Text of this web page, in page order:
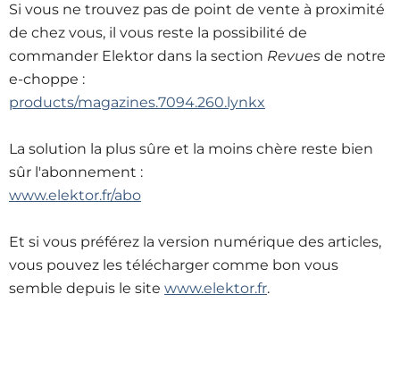
Si vous ne trouvez pas de point de vente à proximité
de chez vous, il vous reste la possibilité de
commander Elektor dans la section Revues de notre
e-choppe :
products/magazines.7094.260.lynkx
La solution la plus sûre et la moins chère reste bien
sûr l'abonnement :
www.elektor.fr/abo
Et si vous préférez la version numérique des articles,
vous pouvez les télécharger comme bon vous
semble depuis le site www.elektor.fr.